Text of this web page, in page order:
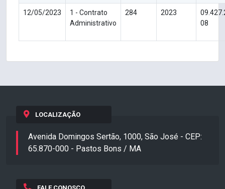
12/05/2023
1 - Contrato
Administrativo
284 2023
08
LOCALIZAÇÃO
Avenida Domingos Sertão, 1000, São José - CEP:
65.870-000 - Pastos Bons / MA